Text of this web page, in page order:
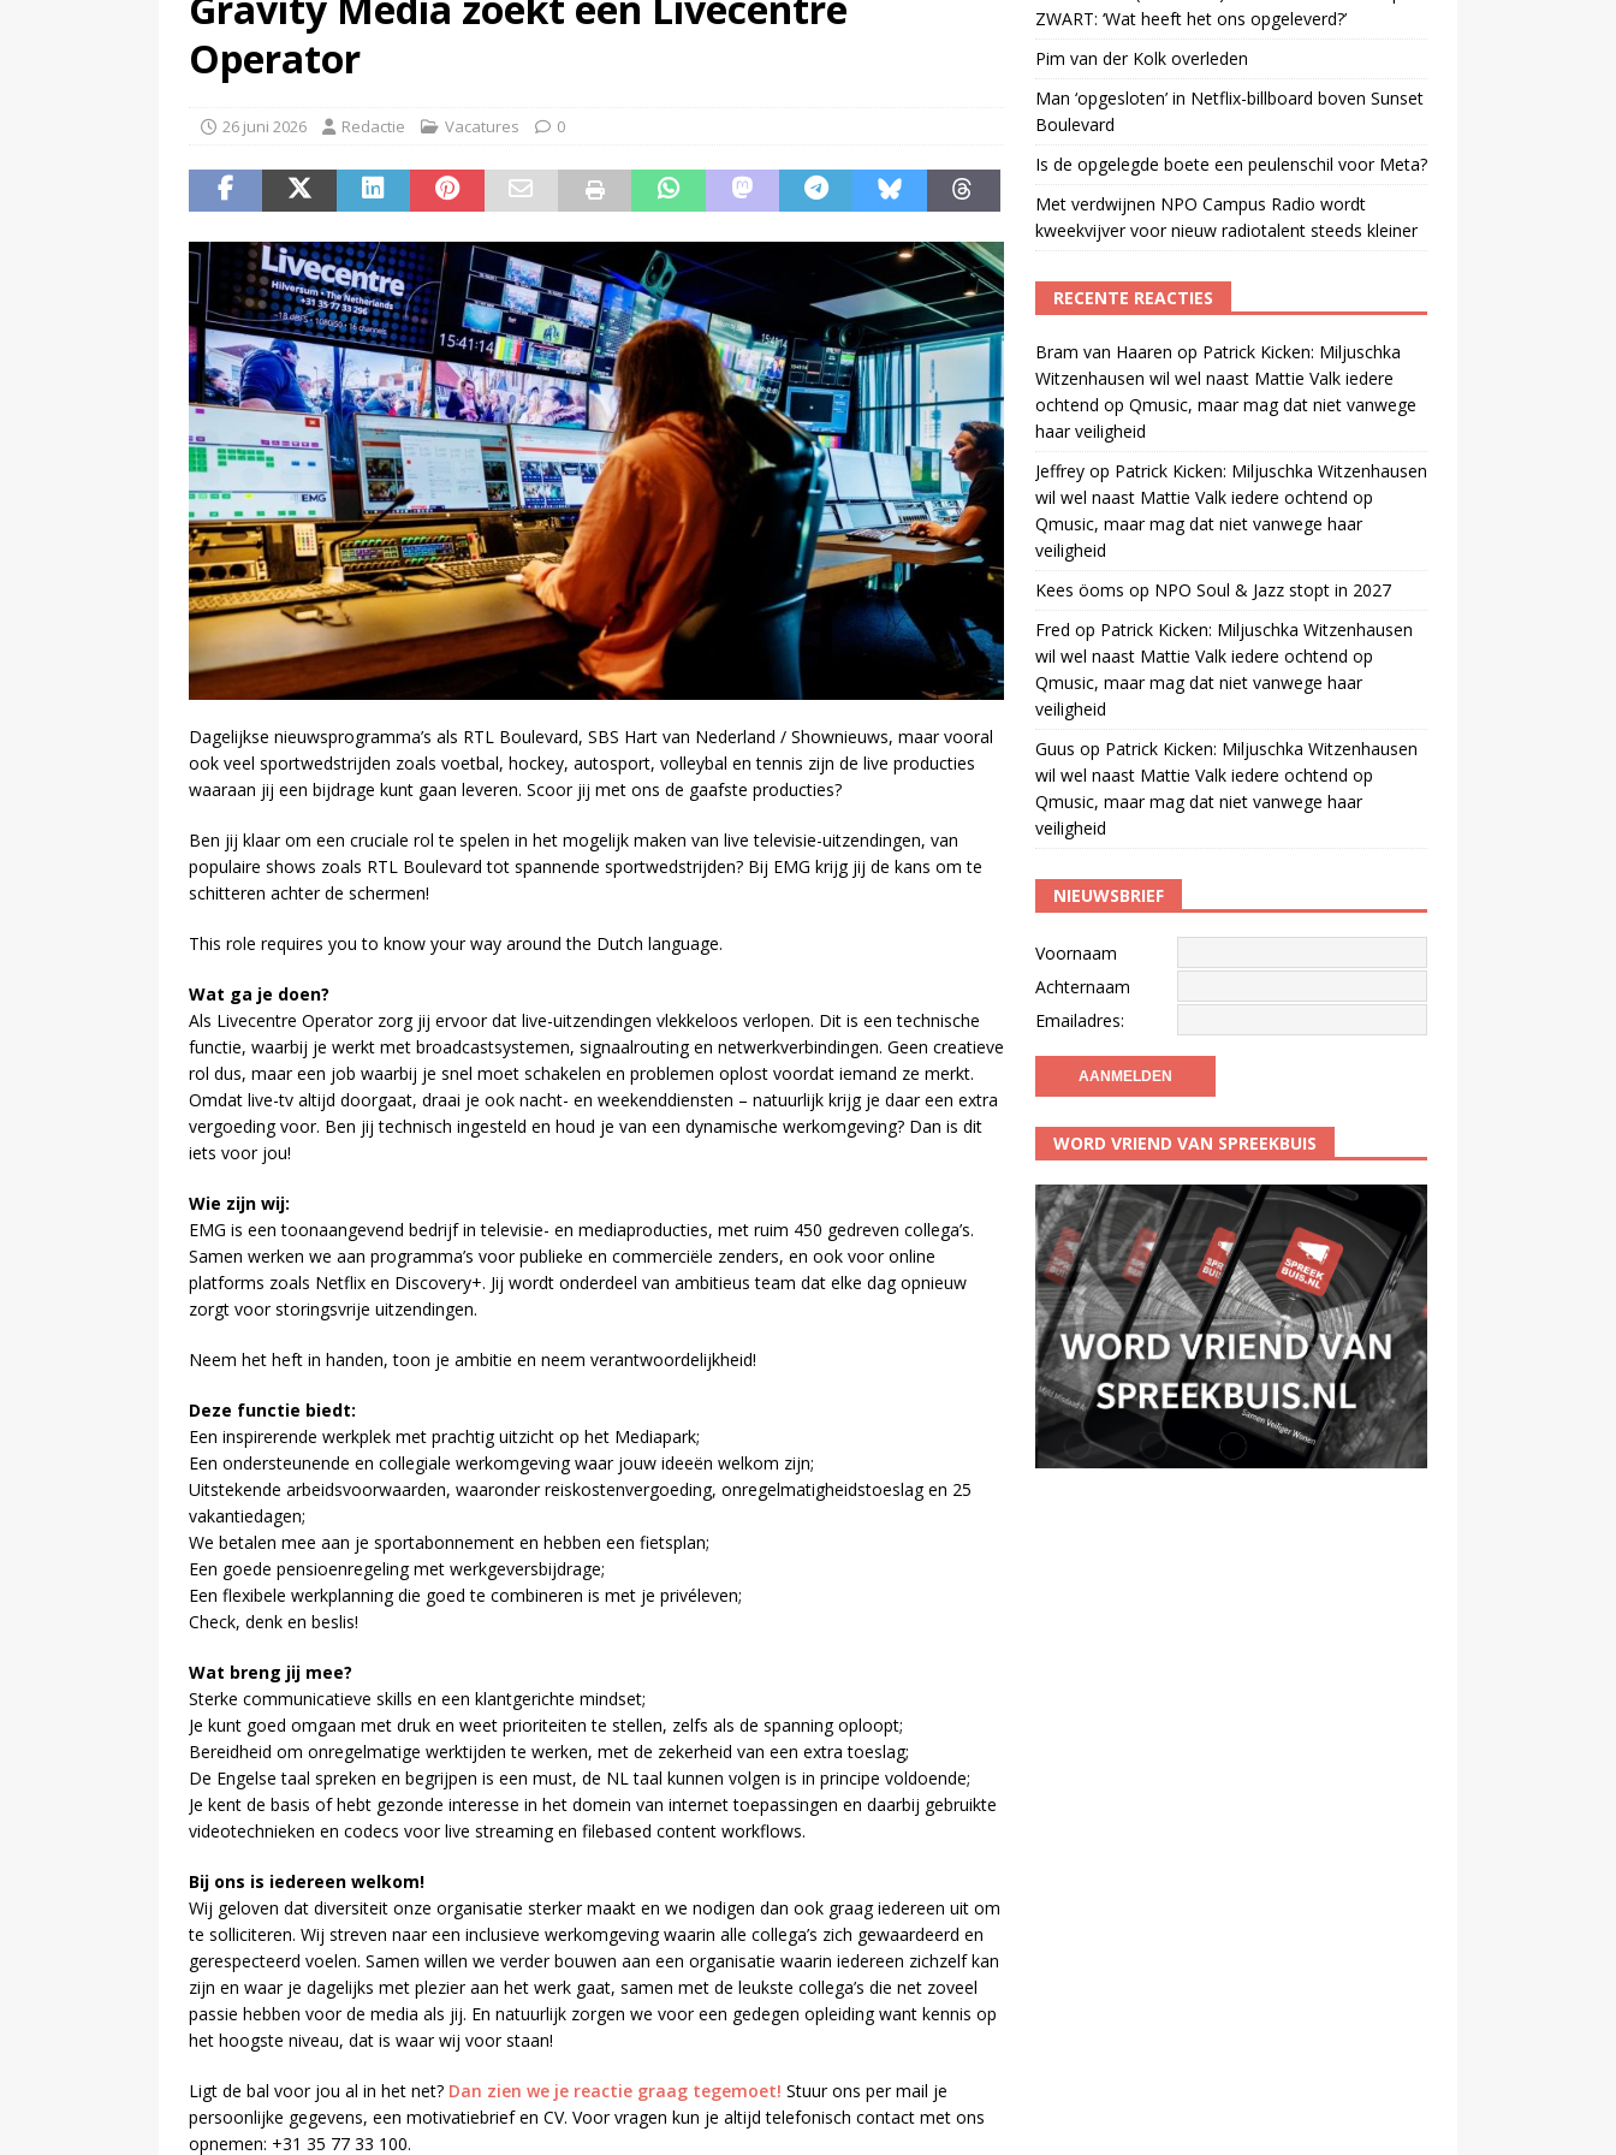
Operator
26 juni 2026 Redactie Vacatures 0
Dagelijkse nieuwsprogramma’s als RTL Boulevard, SBS Hart van Nederland / Shownieuws, maar vooral
ook veel sportwedstrijden zoals voetbal, hockey, autosport, volleybal en tennis zijn de live producties
waaraan jij een bijdrage kunt gaan leveren. Scoor jij met ons de gaafste producties?
Ben jij klaar om een cruciale rol te spelen in het mogelijk maken van live televisie-uitzendingen, van
populaire shows zoals RTL Boulevard tot spannende sportwedstrijden? Bij EMG krijg jij de kans om te
schitteren achter de schermen!
This role requires you to know your way around the Dutch language.
Wat ga je doen?
Als Livecentre Operator zorg jij ervoor dat live-uitzendingen vlekkeloos verlopen. Dit is een technische
functie, waarbij je werkt met broadcastsystemen, signaalrouting en netwerkverbindingen. Geen creatieve
rol dus, maar een job waarbij je snel moet schakelen en problemen oplost voordat iemand ze merkt.
Omdat live-tv altijd doorgaat, draai je ook nacht- en weekenddiensten – natuurlijk krijg je daar een extra
vergoeding voor. Ben jij technisch ingesteld en houd je van een dynamische werkomgeving? Dan is dit
iets voor jou!
Wie zijn wij:
EMG is een toonaangevend bedrijf in televisie- en mediaproducties, met ruim 450 gedreven collega’s.
Samen werken we aan programma’s voor publieke en commerciële zenders, en ook voor online
platforms zoals Netflix en Discovery+. Jij wordt onderdeel van ambitieus team dat elke dag opnieuw
zorgt voor storingsvrije uitzendingen.
Neem het heft in handen, toon je ambitie en neem verantwoordelijkheid!
Deze functie biedt:
Een inspirerende werkplek met prachtig uitzicht op het Mediapark;
Een ondersteunende en collegiale werkomgeving waar jouw ideeën welkom zijn;
Uitstekende arbeidsvoorwaarden, waaronder reiskostenvergoeding, onregelmatigheidstoeslag en 25
vakantiedagen;
We betalen mee aan je sportabonnement en hebben een fietsplan;
Een goede pensioenregeling met werkgeversbijdrage;
Een flexibele werkplanning die goed te combineren is met je privéleven;
Check, denk en beslis!
Wat breng jij mee?
Sterke communicatieve skills en een klantgerichte mindset;
Je kunt goed omgaan met druk en weet prioriteiten te stellen, zelfs als de spanning oploopt;
Bereidheid om onregelmatige werktijden te werken, met de zekerheid van een extra toeslag;
De Engelse taal spreken en begrijpen is een must, de NL taal kunnen volgen is in principe voldoende;
Je kent de basis of hebt gezonde interesse in het domein van internet toepassingen en daarbij gebruikte
videotechnieken en codecs voor live streaming en filebased content workflows.
Bij ons is iedereen welkom!
Wij geloven dat diversiteit onze organisatie sterker maakt en we nodigen dan ook graag iedereen uit om
te solliciteren. Wij streven naar een inclusieve werkomgeving waarin alle collega’s zich gewaardeerd en
gerespecteerd voelen. Samen willen we verder bouwen aan een organisatie waarin iedereen zichzelf kan
zijn en waar je dagelijks met plezier aan het werk gaat, samen met de leukste collega’s die net zoveel
passie hebben voor de media als jij. En natuurlijk zorgen we voor een gedegen opleiding want kennis op
het hoogste niveau, dat is waar wij voor staan!
Ligt de bal voor jou al in het net? Dan zien we je reactie graag tegemoet! Stuur ons per mail je
persoonlijke gegevens, een motivatiebrief en CV. Voor vragen kun je altijd telefonisch contact met ons
opnemen: +31 35 77 33 100.
ZWART: ‘Wat heeft het ons opgeleverd?’
Pim van der Kolk overleden
Man ‘opgesloten’ in Netflix-billboard boven Sunset
Boulevard
Is de opgelegde boete een peulenschil voor Meta?
Met verdwijnen NPO Campus Radio wordt
kweekvijver voor nieuw radiotalent steeds kleiner
RECENTE REACTIES
Bram van Haaren op Patrick Kicken: Miljuschka
Witzenhausen wil wel naast Mattie Valk iedere
ochtend op Qmusic, maar mag dat niet vanwege
haar veiligheid
Jeffreyop Patrick Kicken: Miljuschka Witzenhausen
wil wel naast Mattie Valk iedere ochtend op
Qmusic, maar mag dat niet vanwege haar
veiligheid
Kees öoms op NPO Soul & Jazz stopt in 2027
Fred op Patrick Kicken: Miljuschka Witzenhausen
wil wel naast Mattie Valk iedere ochtend op
Qmusic, maar mag dat niet vanwege haar
veiligheid
Guus op Patrick Kicken: Miljuschka Witzenhausen
wil wel naast Mattie Valk iedere ochtend op
Qmusic, maar mag dat niet vanwege haar
veiligheid
NIEUWSBRIEF
Voornaam
Achternaam
Emailadres:
WORD VRIEND VAN SPREEKBUIS